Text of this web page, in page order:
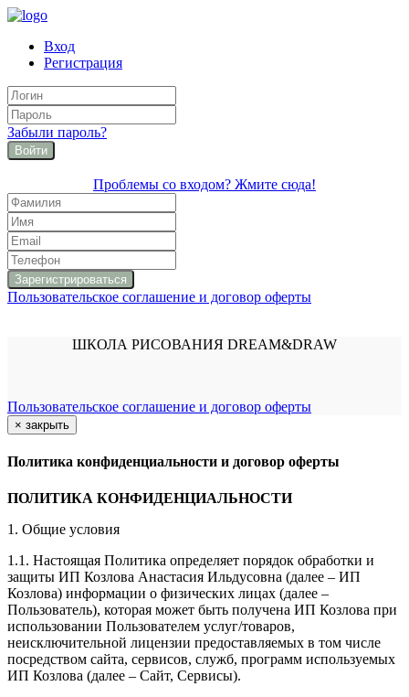
Вход
Регистрация
Забыли пароль?
Войти
Проблемы со входом? Жмите сюда!
Пользовательское соглашение и договор оферты
ШКОЛА РИСОВАНИЯ DREAM&DRAW
Пользовательское соглашение и договор оферты
× закрыть
Политика конфиденциальности и договор оферты
ПОЛИТИКА КОНФИДЕНЦИАЛЬНОСТИ
1. Общие условия
1.1. Настоящая Политика определяет порядок обработки и
защиты ИП Козлова Анастасия Ильдусовна (далее – ИП
Козлова) информации о физических лицах (далее –
Пользователь), которая может быть получена ИП Козлова при
использовании Пользователем услуг/товаров,
неисключительной лицензии предоставляемых в том числе
посредством сайта, сервисов, служб, программ используемых
ИП Козлова (далее – Сайт, Сервисы).